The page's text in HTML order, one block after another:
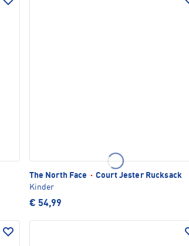
The North Face · Court Jester Rucksack
Kinder
€ 54,99